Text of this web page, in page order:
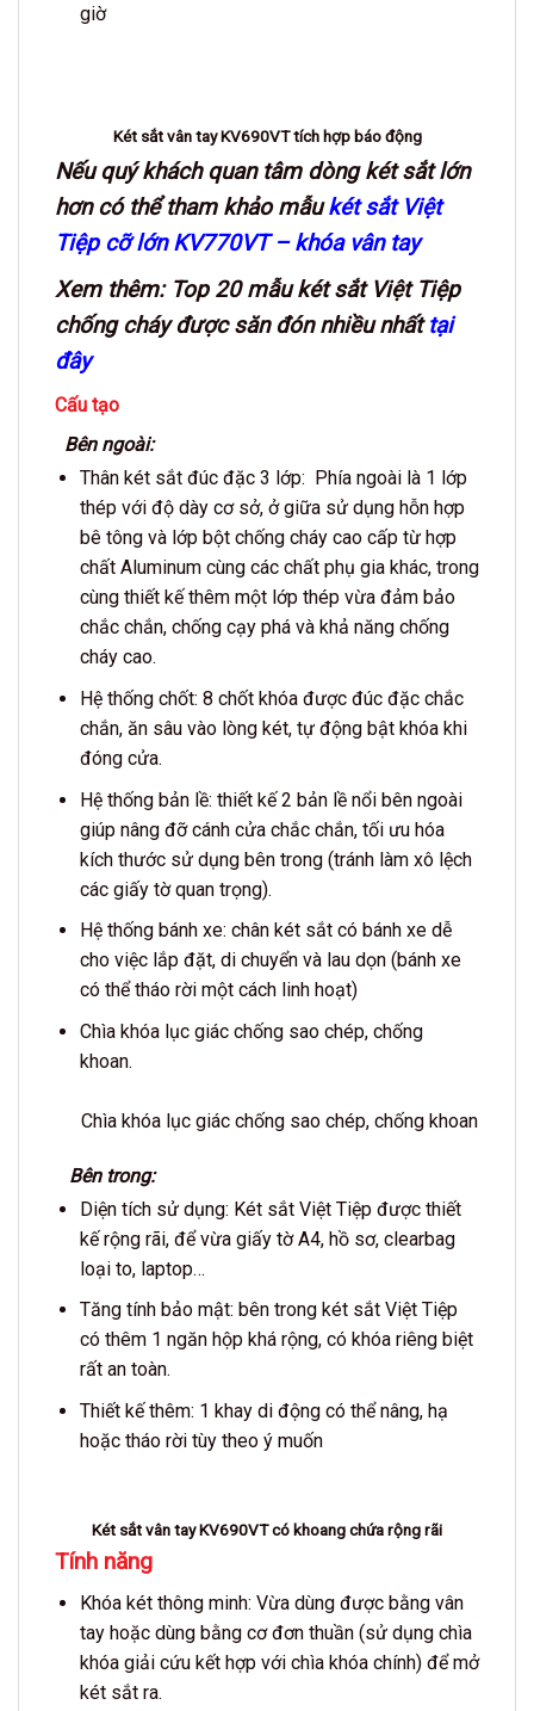
giờ
Két sắt vân tay KV690VT tích hợp báo động
Nếu quý khách quan tâm dòng két sắt lớn
hơn có thể tham khảo mẫukét sắt Việt
Tiệp cỡ lớn KV770VT – khóa vân tay
Xem thêm: Top 20 mẫu két sắt Việt Tiệp
chống cháy được săn đón nhiều nhấttại
đây
Cấu tạo
Bên ngoài:
Thân két sắt đúc đặc 3 lớp: Phía ngoài là 1 lớp
thép với độ dày cơ sở, ở giữa sử dụng hỗn hợp
bê tông và lớp bột chống cháy cao cấp từ hợp
chất Aluminum cùng các chất phụ gia khác, trong
cùng thiết kế thêm một lớp thép vừa đảm bảo
chắc chắn, chống cạy phá và khả năng chống
cháy cao.
Hệ thống chốt: 8 chốt khóa được đúc đặc chắc
chắn, ăn sâu vào lòng két, tự động bật khóa khi
đóng cửa.
Hệ thống bản lề: thiết kế 2 bản lề nổi bên ngoài
giúp nâng đỡ cánh cửa chắc chắn, tối ưu hóa
kích thước sử dụng bên trong (tránh làm xô lệch
các giấy tờ quan trọng).
Hệ thống bánh xe: chân két sắt có bánh xe dễ
cho việc lắp đặt, di chuyển và lau dọn (bánh xe
có thể tháo rời một cách linh hoạt)
Chìa khóa lục giác chống sao chép, chống
khoan.
Chìa khóa lục giác chống sao chép, chống khoan
Bên trong:
Diện tích sử dụng: Két sắt Việt Tiệp được thiết
kế rộng rãi, để vừa giấy tờ A4, hồ sơ, clearbag
loại to, laptop…
Tăng tính bảo mật: bên trong két sắt Việt Tiệp
có thêm 1 ngăn hộp khá rộng, có khóa riêng biệt
rất an toàn.
Thiết kế thêm: 1 khay di động có thể nâng, hạ
hoặc tháo rời tùy theo ý muốn
Két sắt vân tay KV690VT có khoang chứa rộng rãi
Tính năng
Khóa két thông minh: Vừa dùng được bằng vân
tay hoặc dùng bằng cơ đơn thuần (sử dụng chìa
khóa giải cứu kết hợp với chìa khóa chính) để mở
két sắt ra.